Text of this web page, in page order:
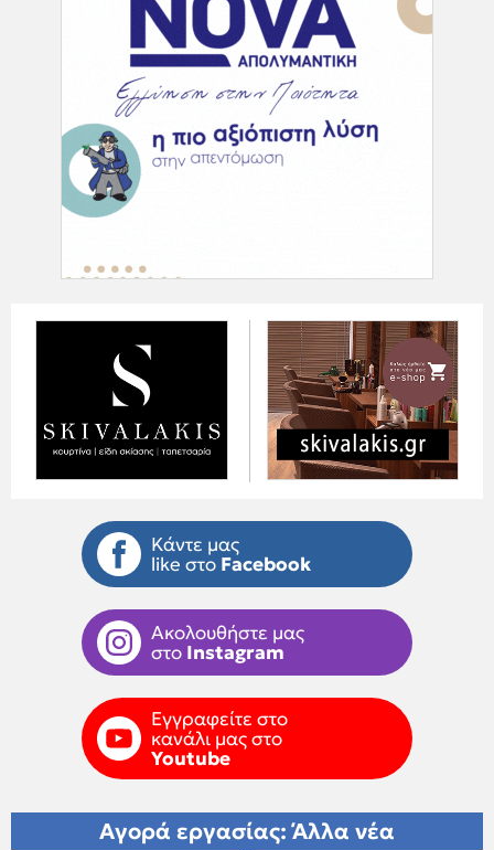
Κάντε μας
like στο Facebook
Ακολουθήστε μας
στο Instagram
Εγγραφείτε στο
κανάλι μας στο
Youtube
Αγορά εργασίας: Άλλα νέα